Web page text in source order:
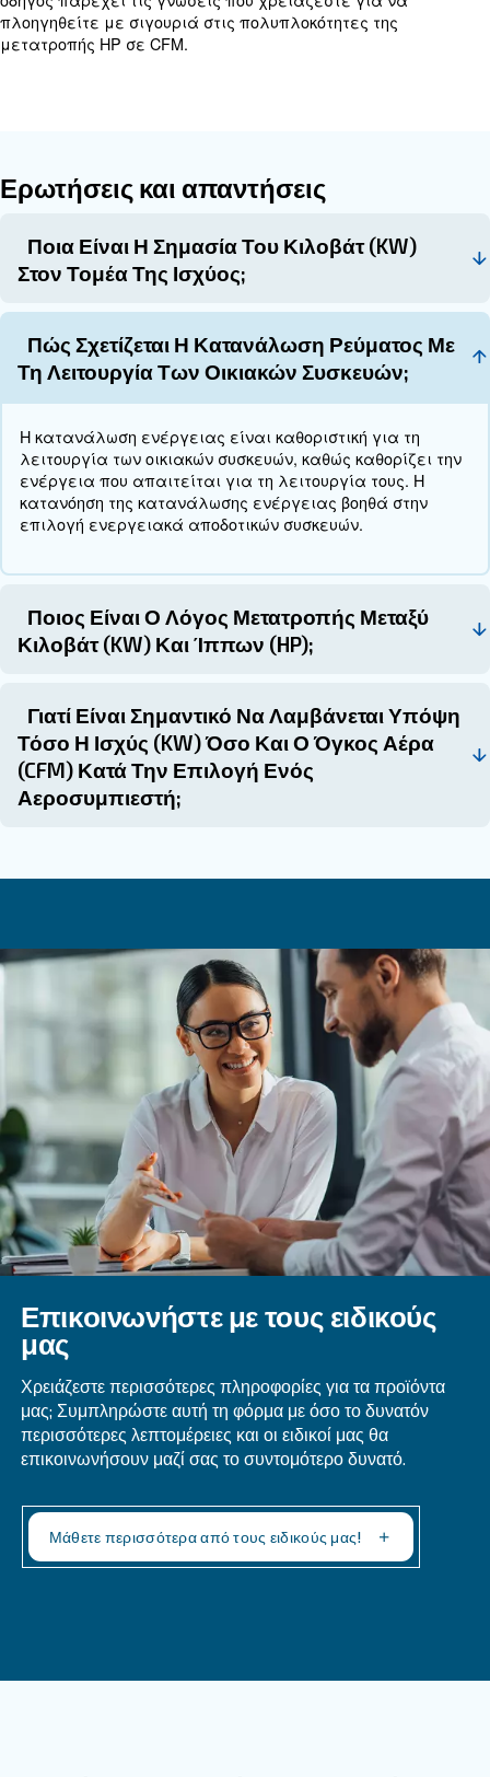
αέρα.
Συνθήκες λειτουργίας
Η κατανόηση της μετατροπής HP σε CFM είναι
για διάφορες πρακτικές εφαρμογές, όπως:
Βιομηχανική χρήση : Επιλογή αεροσυμπιεστών
Αυτοκινητοβιομηχανία: Διασφάλιση επαρκούς
Οικιακή χρήση: Επιλογή του σωστού
DIY.
Σημαντικότερα σημεία
συγκεκριμένη ροή αέρα.
Αυτοκινητοβιομηχανία: Ταπνευματικά
Οικιακή χρήση: Τα έργαDIY επωφελούνται από
επιλογή αεροσυμπιεστή.
σήμερα!
ποδιών ανά λεπτό (CFM) είναι απαραίτητη για
του σωστού αεροσυμπιεστή για τις ανάγκες σας.
Κατανοώντας τις αρχές μετατροπής και
παράγοντες όπως η απόδοση του κινητήρα, ο
αεροσυμπιεστή και οι συνθήκες λειτουργίας,
λάβετε ενημερωμένες αποφάσεις που
βέλτιστη απόδοση και απόδοση.
Είτε είστε επαγγελματίας είτε λάτρης του DIY,
οδηγός παρέχει τις γνώσεις που χρειάζεστε για
πλοηγηθείτε με σιγουριά στις πολυπλοκότητες
μετατροπής HP σε CFM.
Ερωτήσεις και απαντήσεις
Ποια Είναι Η Σημασία Του Κιλοβάτ
Στον Τομέα Της Ισχύος;